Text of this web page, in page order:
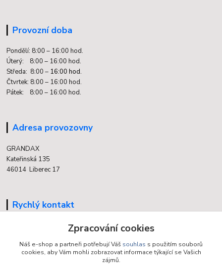
Provozní doba
Pondělí: 8:00 – 16:00 hod.
Úterý: 8:00 – 16:00 hod.
Středa: 8:00 – 16:00 hod.
Čtvrtek: 8:00 – 16:00 hod.
Pátek: 8:00 – 16:00 hod.
Adresa provozovny
GRANDAX
Kateřinská 135
46014 Liberec 17
Rychlý kontakt
info@grandax.cz
Zpracování cookies
Náš e-shop a partneři potřebují Váš souhlas s použitím souborů
cookies, aby Vám mohli zobrazovat informace týkající se Vašich
zájmů.